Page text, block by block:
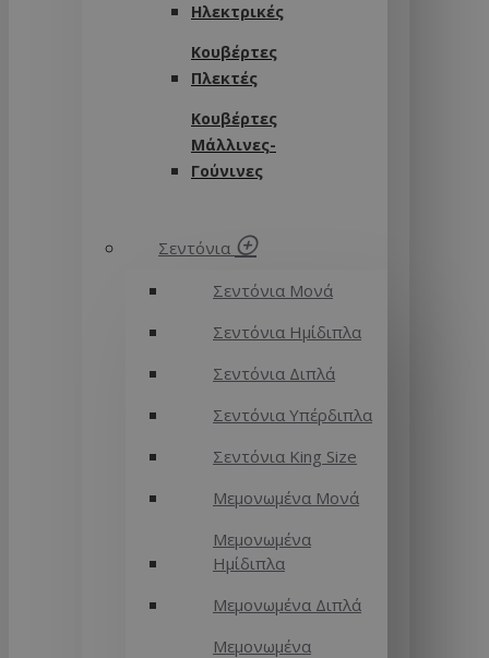
Ηλεκτρικές
Κουβέρτες
Πλεκτές
Κουβέρτες
Μάλλινες-
Γούνινες
Σεντόνια
Σεντόνια Μονά
Σεντόνια Ημίδιπλα
Σεντόνια Διπλά
Σεντόνια Υπέρδιπλα
Σεντόνια King Size
Μεμονωμένα Μονά
Μεμονωμένα
Ημίδιπλα
Μεμονωμένα Διπλά
Μεμονωμένα